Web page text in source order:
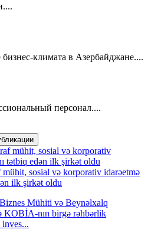
климата в Азербайджане....
персонал....
sosial və korporativ idarəetmə
ilk şirkət oldu
Mühiti və Beynəlxalq
KOBİA-nın birgə rəhbərlik